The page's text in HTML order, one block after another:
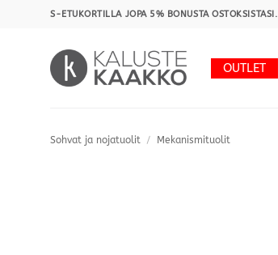
S-ETUKORTILLA JOPA 5% BONUSTA OSTOKSISTASI.
OUTLET
Sohvat ja nojatuolit / Mekanismituolit